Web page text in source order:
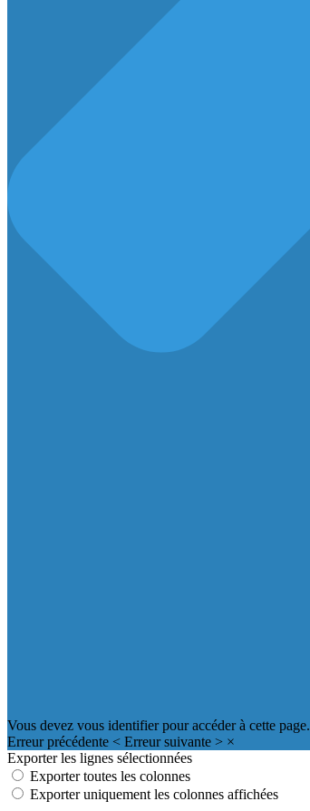
Vous devez vous identifier pour accéder à cette page.
Erreur précédente < Erreur suivante > ×
Exporter les lignes sélectionnées
Exporter toutes les colonnes
Exporter uniquement les colonnes affichées